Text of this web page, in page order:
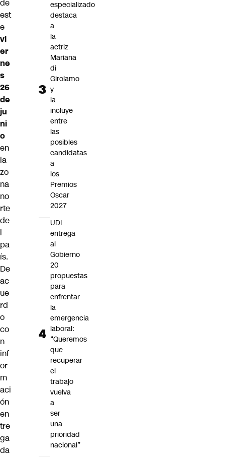
de
est
e
vi
er
ne
s
26
de
ju
ni
o
en
la
zo
na
no
rte
de
l
pa
ís.
De
ac
ue
rd
o
co
n
inf
or
m
aci
ón
en
tre
ga
da
especializado
destaca
a
la
actriz
Mariana
di
Girolamo
y
la
incluye
entre
las
posibles
candidatas
a
los
Premios
Oscar
2027
UDI
entrega
al
Gobierno
20
propuestas
para
enfrentar
la
emergencia
laboral:
“Queremos
que
recuperar
el
trabajo
vuelva
a
ser
una
prioridad
nacional”